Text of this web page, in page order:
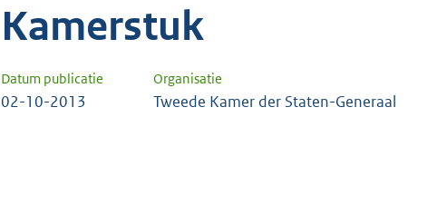
Kamerstuk
Datum publicatie Organisatie
02-10-2013 Tweede Kamer der Staten-Generaal